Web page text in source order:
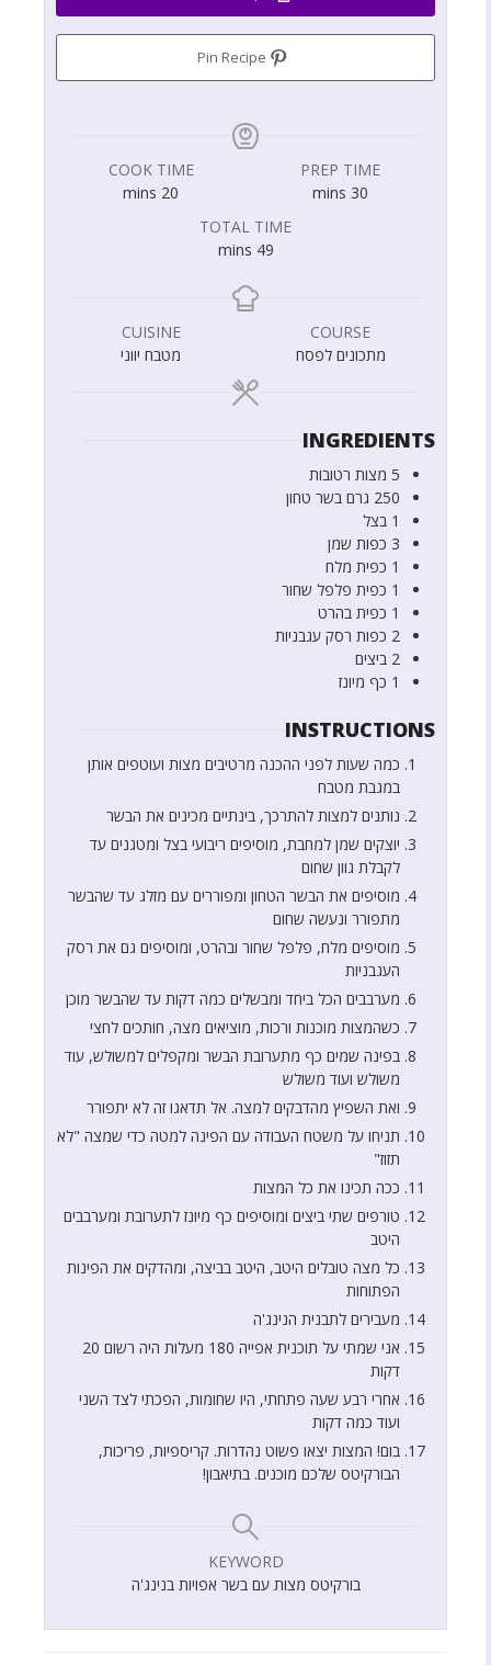
PREP TIME
30
mins
COOK TIME
20
mins
TOTAL TIME
49
mins
COURSE
מתכונים לפסח
CUISINE
מטבח יווני
INGREDIENTS
5 מצות רטובות
250 גרם בשר טחון
1 בצל
3 כפות שמן
1 כפית מלח
1 כפית פלפל שחור
1 כפית בהרט
2 כפות רסק עגבניות
2 ביצים
1 כף מיונז
INSTRUCTIONS
כמה שעות לפני ההכנה מרטיבים מצות ועוטפים אותן
במגבת מטבח
נותנים למצות להתרכך, בינתיים מכינים את הבשר
יוצקים שמן למחבת, מוסיפים ריבועי בצל ומטגנים עד
לקבלת גוון שחום
מוסיפים את הבשר הטחון ומפוררים עם מזלג עד שהבשר
מתפורר ונעשה שחום
מוסיפים מלח, פלפל שחור ובהרט, ומוסיפים גם את רסק
העגבניות
מערבבים הכל ביחד ומבשלים כמה דקות עד שהבשר מוכן
כשהמצות מוכנות ורכות, מוציאים מצה, חותכים לחצי
בפינה שמים כף מתערובת הבשר ומקפלים למשולש, עוד
משולש ועוד משולש
ואת השפיץ מהדבקים למצה. אל תדאגו זה לא יתפורר
תניחו על משטח העבודה עם הפינה למטה כדי שמצה "לא
תזוז"
ככה תכינו את כל המצות
טורפים שתי ביצים ומוסיפים כף מיונז לתערובת ומערבבים
היטב
כל מצה טובלים היטב, היטב בביצה, ומהדקים את הפינות
הפתוחות
מעבירים לתבנית הנינג'ה
אני שמתי על תוכנית אפייה 180 מעלות היה רשום 20
דקות
אחרי רבע שעה פתחתי, היו שחומות, הפכתי לצד השני
ועוד כמה דקות
בום! המצות יצאו פשוט נהדרות. קריספיות, פריכות,
הבורקיטס שלכם מוכנים. בתיאבון!
KEYWORD
בורקיטס מצות עם בשר אפויות בנינג'ה